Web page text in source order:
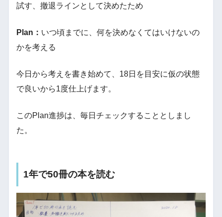
試す、撤退ラインとして決めたため
Plan： いつ頃までに、何を決めなくてはいけないの
かを考える
今日から考えを書き始めて、18日を目安に仮の状態
で良いから1度仕上げます。
このPlan進捗は、毎日チェックすることとしまし
た。
1年で50冊の本を読む